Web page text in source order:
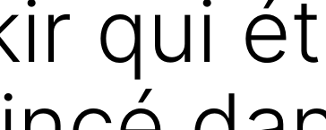
qui